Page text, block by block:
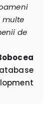
multe
de